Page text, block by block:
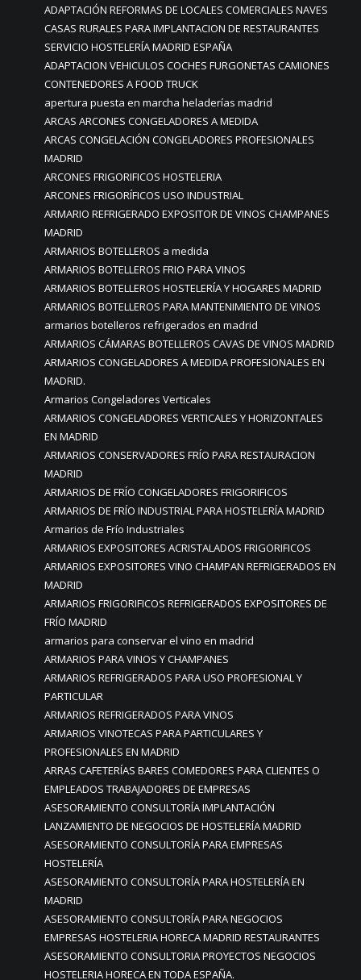
ADAPTACIÓN REFORMAS DE LOCALES COMERCIALES NAVES
CASAS RURALES PARA IMPLANTACION DE RESTAURANTES
SERVICIO HOSTELERÍA MADRID ESPAÑA
ADAPTACION VEHICULOS COCHES FURGONETAS CAMIONES
CONTENEDORES A FOOD TRUCK
apertura puesta en marcha heladerías madrid
ARCAS ARCONES CONGELADORES A MEDIDA
ARCAS CONGELACIÓN CONGELADORES PROFESIONALES
MADRID
ARCONES FRIGORIFICOS HOSTELERIA
ARCONES FRIGORÍFICOS USO INDUSTRIAL
ARMARIO REFRIGERADO EXPOSITOR DE VINOS CHAMPANES
MADRID
ARMARIOS BOTELLEROS a medida
ARMARIOS BOTELLEROS FRIO PARA VINOS
ARMARIOS BOTELLEROS HOSTELERÍA Y HOGARES MADRID
ARMARIOS BOTELLEROS PARA MANTENIMIENTO DE VINOS
armarios botelleros refrigerados en madrid
ARMARIOS CÁMARAS BOTELLEROS CAVAS DE VINOS MADRID
ARMARIOS CONGELADORES A MEDIDA PROFESIONALES EN
MADRID.
Armarios Congeladores Verticales
ARMARIOS CONGELADORES VERTICALES Y HORIZONTALES
EN MADRID
ARMARIOS CONSERVADORES FRÍO PARA RESTAURACION
MADRID
ARMARIOS DE FRÍO CONGELADORES FRIGORIFICOS
ARMARIOS DE FRÍO INDUSTRIAL PARA HOSTELERÍA MADRID
Armarios de Frío Industriales
ARMARIOS EXPOSITORES ACRISTALADOS FRIGORIFICOS
ARMARIOS EXPOSITORES VINO CHAMPAN REFRIGERADOS EN
MADRID
ARMARIOS FRIGORIFICOS REFRIGERADOS EXPOSITORES DE
FRÍO MADRID
armarios para conservar el vino en madrid
ARMARIOS PARA VINOS Y CHAMPANES
ARMARIOS REFRIGERADOS PARA USO PROFESIONAL Y
PARTICULAR
ARMARIOS REFRIGERADOS PARA VINOS
ARMARIOS VINOTECAS PARA PARTICULARES Y
PROFESIONALES EN MADRID
ARRAS CAFETERÍAS BARES COMEDORES PARA CLIENTES O
EMPLEADOS TRABAJADORES DE EMPRESAS
ASESORAMIENTO CONSULTORÍA IMPLANTACIÓN
LANZAMIENTO DE NEGOCIOS DE HOSTELERÍA MADRID
ASESORAMIENTO CONSULTORÍA PARA EMPRESAS
HOSTELERÍA
ASESORAMIENTO CONSULTORÍA PARA HOSTELERÍA EN
MADRID
ASESORAMIENTO CONSULTORÍA PARA NEGOCIOS
EMPRESAS HOSTELERIA HORECA MADRID RESTAURANTES
ASESORAMIENTO CONSULTORIA PROYECTOS NEGOCIOS
HOSTELERIA HORECA EN TODA ESPAÑA.